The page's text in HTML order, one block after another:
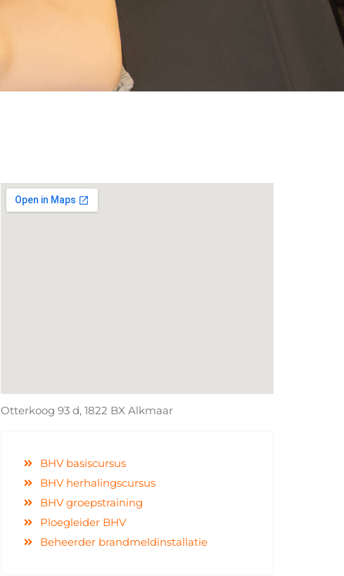
Otterkoog 93 d, 1822 BX Alkmaar
BHV basiscursus
BHV herhalingscursus
BHV groepstraining
Ploegleider BHV
Beheerder brandmeldinstallatie